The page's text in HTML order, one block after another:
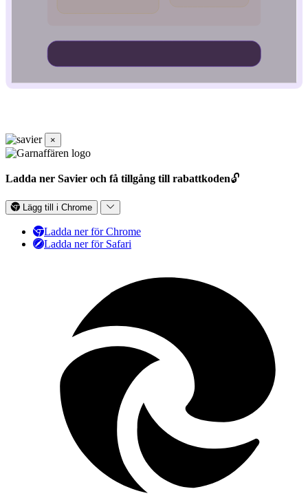
×
Ladda ner Savier och få tillgång till rabattkoden🔓
Lägg till i Chrome
Ladda ner för Chrome
Ladda ner för Safari